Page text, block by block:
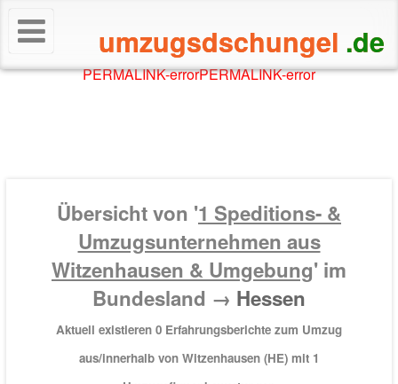
umzugsdschungel .de
PERMALINK-errorPERMALINK-error
Übersicht von '1 Speditions- &
Umzugsunternehmen aus
Witzenhausen & Umgebung' im
Bundesland → Hessen
Aktuell existieren 0 Erfahrungsberichte zum Umzug
aus/innerhalb von Witzenhausen (HE) mit 1